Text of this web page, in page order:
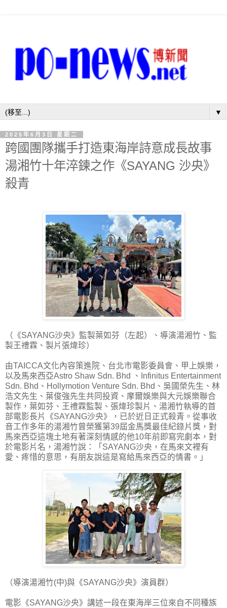
▼
2025年6月3日 星期二
跨國團隊攜手打造東海岸詩意成長故事
湯湘竹十年淬鍊之作《SAYANG 沙央》
殺青
（《SAYANG沙央》監製葉如芬（左起）、導演湯湘竹、監
製王禮霖、製片張煒珍）
由TAICCA文化內容策進院、台北市電影委員會、甲上娛樂，
以及馬來西亞Astro Shaw Sdn. Bhd 、Infinitus Entertainment
Sdn. Bhd、Hollymotion Venture Sdn. Bhd、吳國榮先生、林
浩文先生、葉俊強先生共同投資、摩爾娛樂與大元娛樂聯合
製作，葉如芬、王禮霖監製、張煒珍製片、湯湘竹執導的首
部電影長片《SAYANG沙央》，已於近日正式殺青。從事收
音工作多年的湯湘竹曾榮獲第39屆金馬獎最佳紀錄片獎，對
馬來西亞這塊土地有著深刻情感的他10年前即寫完劇本，對
於電影片名，湯湘竹說：「SAYANG沙央，在馬來文裡有
愛、疼惜的意思，有朋友說這是寫給馬來西亞的情書。」
（導演湯湘竹(中)與《SAYANG沙央》演員群）
電影《SAYANG沙央》講述一段在東海岸三位來自不同種族